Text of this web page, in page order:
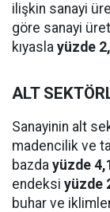
ilişkin sanayi
göre sanayi
kıyasla yüzde
ALT
Sanayinin alt
madencilik ve
bazda yüzde 4,1
endeksi yüzde
buhar ve